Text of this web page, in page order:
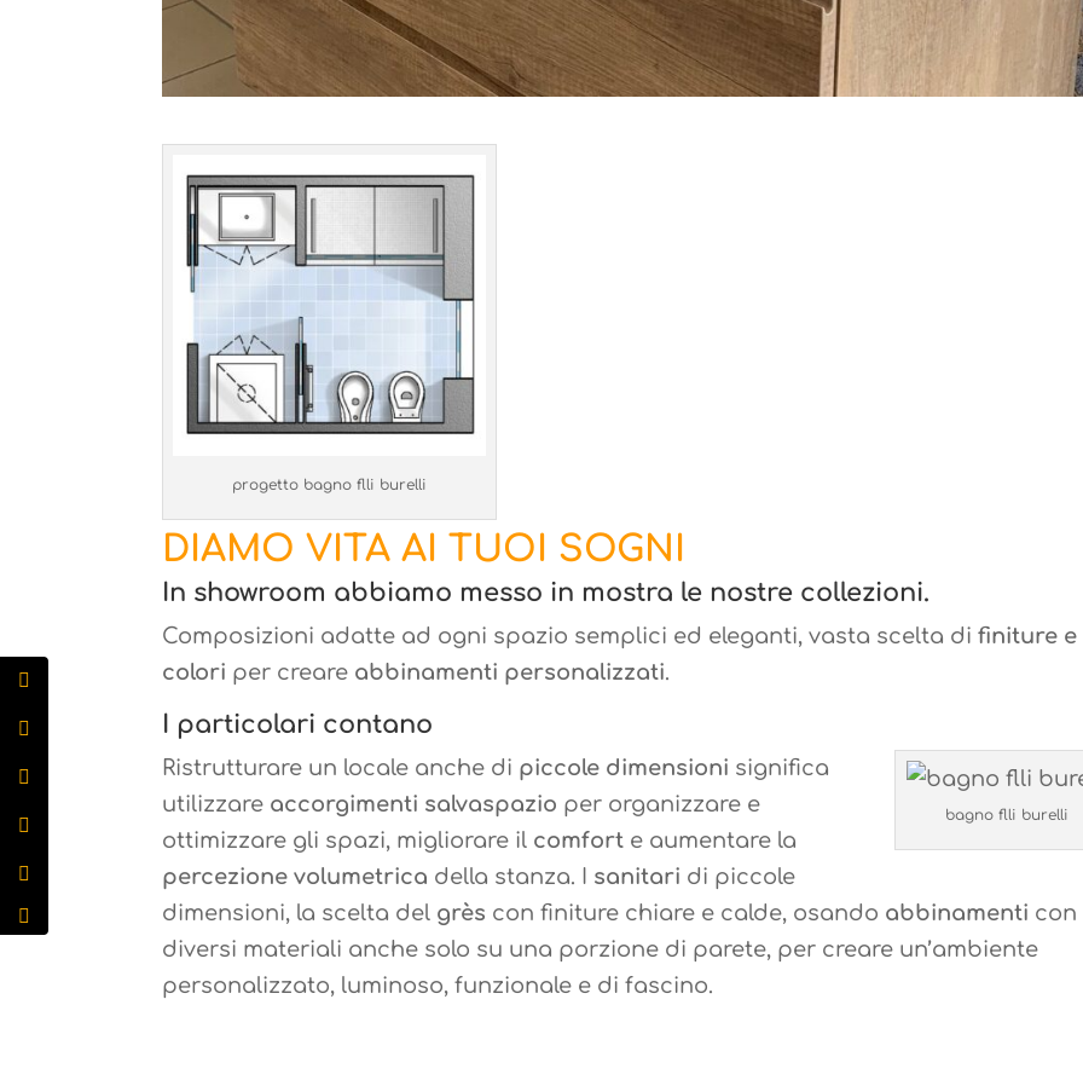
progetto bagno flli burelli
DIAMO VITA AI TUOI SOGNI
In showroom abbiamo messo in mostra le nostre collezioni.
Composizioni adatte ad ogni spazio semplici ed eleganti, vasta scelta di finiture e
colori per creare abbinamenti personalizzati.
I particolari contano
bagno flli burelli
Ristrutturare un locale anche di piccole dimensioni significa
utilizzare accorgimenti salvaspazio per organizzare e
ottimizzare gli spazi, migliorare il comfort e aumentare la
percezione volumetrica della stanza. I sanitari di piccole
dimensioni, la scelta del grès con finiture chiare e calde, osando abbinamenti con
diversi materiali anche solo su una porzione di parete, per creare un’ambiente
personalizzato, luminoso, funzionale e di fascino.